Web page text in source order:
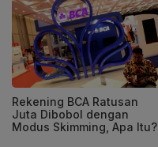
Rekening BCA Ratusan
Juta Dibobol dengan
Modus Skimming, Apa Itu?